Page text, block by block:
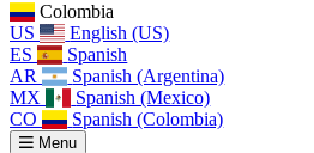
Colombia
US
English (US)
ES
Spanish
AR
Spanish (Argentina)
MX
Spanish (Mexico)
CO
Spanish (Colombia)
Menu